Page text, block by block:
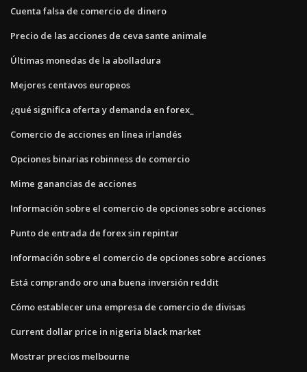
Cuenta falsa de comercio de dinero
Precio de las acciones de ceva sante animale
Últimas monedas de la abolladura
Mejores centavos europeos
¿qué significa oferta y demanda en forex_
Comercio de acciones en línea irlandés
Opciones binarias robinness de comercio
Mime ganancias de acciones
Información sobre el comercio de opciones sobre acciones
Punto de entrada de forex sin repintar
Información sobre el comercio de opciones sobre acciones
Está comprando oro una buena inversión reddit
Cómo establecer una empresa de comercio de divisas
Current dollar price in nigeria black market
Mostrar precios melbourne